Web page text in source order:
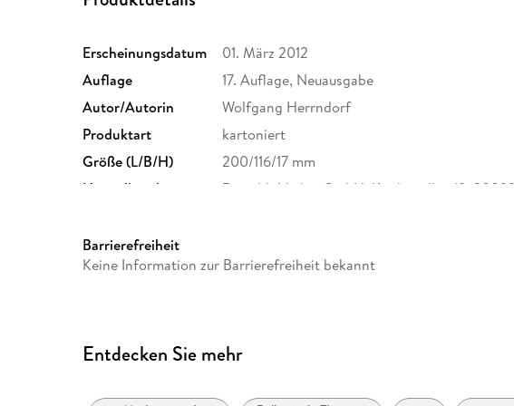
Erscheinungsdatum 01. März 2012
Auflage
17. Auflage, Neuausgabe
Autor/Autorin
Wolfgang Herrndorf
Produktart
kartoniert
Größe (L/B/H)
200/116/17 mm
Herstelleradresse
Rowohlt Verlag GmbH, Kirchenallee 19, 20099
Barrierefreiheit
Keine Information zur Barrierefreiheit bekannt
Entdecken Sie mehr